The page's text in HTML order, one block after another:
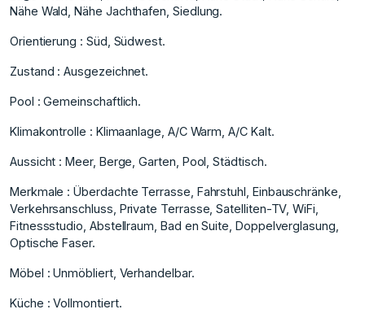
Nähe Wald, Nähe Jachthafen, Siedlung.
Orientierung : Süd, Südwest.
Zustand : Ausgezeichnet.
Pool : Gemeinschaftlich.
Klimakontrolle : Klimaanlage, A/C Warm, A/C Kalt.
Aussicht : Meer, Berge, Garten, Pool, Städtisch.
Merkmale : Überdachte Terrasse, Fahrstuhl, Einbauschränke,
Verkehrsanschluss, Private Terrasse, Satelliten-TV, WiFi,
Fitnessstudio, ‌Abstellraum, ‌Bad ‌en ‌Suite, ‌Doppelverglasung,
Optische Faser.
Möbel ‌: ‌Unmöbliert, Verhandelbar.
Küche : ‌Vollmontiert.